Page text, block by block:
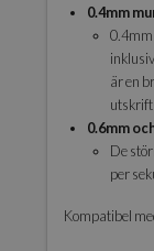
0.4mm
är en
0.6mm
De
per
Kompatibel